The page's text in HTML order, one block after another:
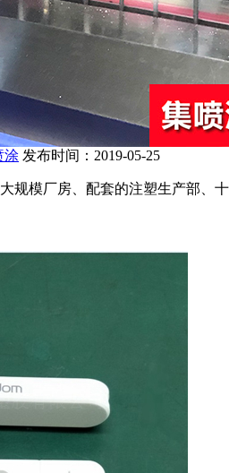
涂 发布时间：2019-05-25
规模厂房、配套的注塑生产部、